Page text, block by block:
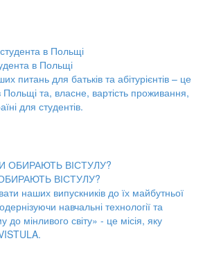
в Польщі
питань для батьків та абітурієнтів – це
Польщі та, власне, вартість проживання,
для студентів.
ВІСТУЛУ?
наших випускників до їх майбутньої
навчальні технології та
мінливого світу» - це місія, яку